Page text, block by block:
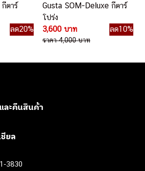
ตาร์
ลด20%
Gusta SOM-Deluxe กีตาร์
โปร่ง
3,600 บาท
ลด10%
ราคา 4,000 บาท
ละคืนสินค้า
ชียล
3830